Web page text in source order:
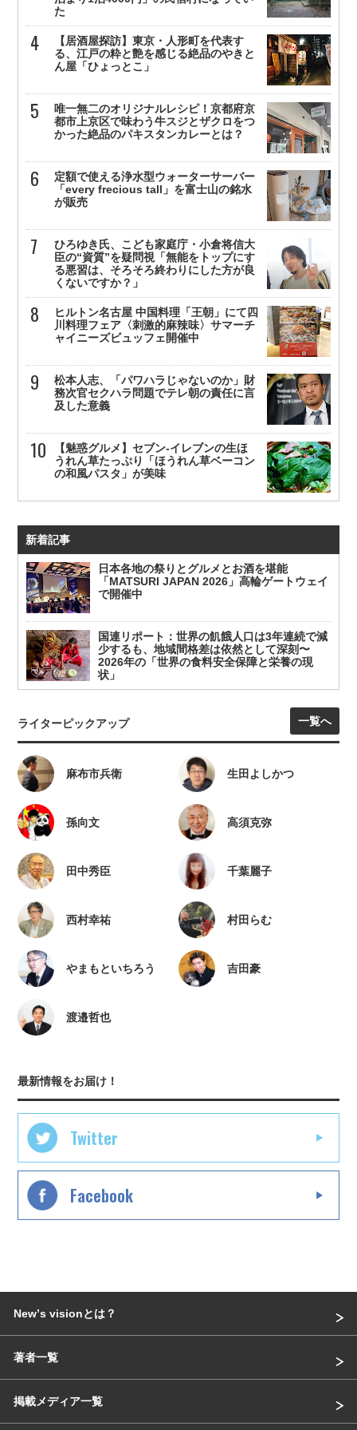
た
【居酒屋探訪】東京・人形町を代表す
る、江戸の粋と艶を感じる絶品のやきと
ん屋「ひょっとこ」
唯一無二のオリジナルレシピ！京都府京
都市上京区で味わう牛スジとザクロをつ
かった絶品のパキスタンカレーとは？
定額で使える浄水型ウォーターサーバー
「every frecious tall」を富士山の銘水
が販売
ひろゆき氏、こども家庭庁・小倉将信大
臣の“資質”を疑問視「無能をトップにす
る悪習は、そろそろ終わりにした方が良
くないですか？」
ヒルトン名古屋 中国料理「王朝」にて四
川料理フェア〈刺激的麻辣味〉サマーチ
ャイニーズビュッフェ開催中
松本人志、「パワハラじゃないのか」財
務次官セクハラ問題でテレ朝の責任に言
及した意義
【魅惑グルメ】セブン-イレブンの生ほ
うれん草たっぷり「ほうれん草ベーコン
の和風パスタ」が美味
新着記事
日本各地の祭りとグルメとお酒を堪能
「MATSURI JAPAN 2026」高輪ゲートウェイ
で開催中
国連リポート：世界の飢餓人口は3年連続で減
少するも、地域間格差は依然として深刻〜
2026年の「世界の食料安全保障と栄養の現
状」
ライターピックアップ 一覧へ
麻布市兵衛 生田よしかつ
孫向文 高須克弥
田中秀臣 千葉麗子
西村幸祐 村田らむ
やまもといちろう 吉田豪
渡邉哲也
最新情報をお届け！
Twitter
Facebook
Newʼs visionとは？
著者一覧
掲載メディア一覧